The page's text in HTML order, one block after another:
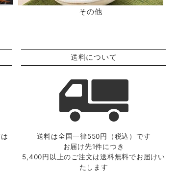
その他
送料について
送料は全国一律550円（税込）です
お届け先1件につき
5,400円以上のご注文は送料無料でお届けい
たします